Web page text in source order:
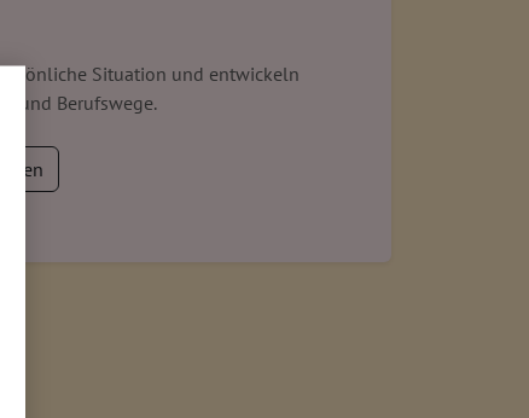
Situation und entwickeln
und Berufswege.